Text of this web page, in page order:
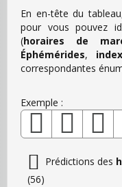
En en-tête du
pour vous pouvez
(horaires de
Éphémérides,
correspondantes
Exemple :
Prédictions des
(56)